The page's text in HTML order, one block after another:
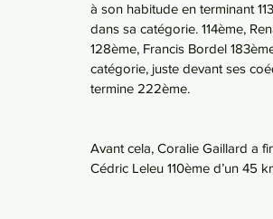
à son habitude en terminant
dans sa catégorie. 114ème,
128ème, Francis Bordel
catégorie, juste devant ses
termine 222ème.
Avant cela, Coralie Gaillard a
Cédric Leleu 110ème d’un 45